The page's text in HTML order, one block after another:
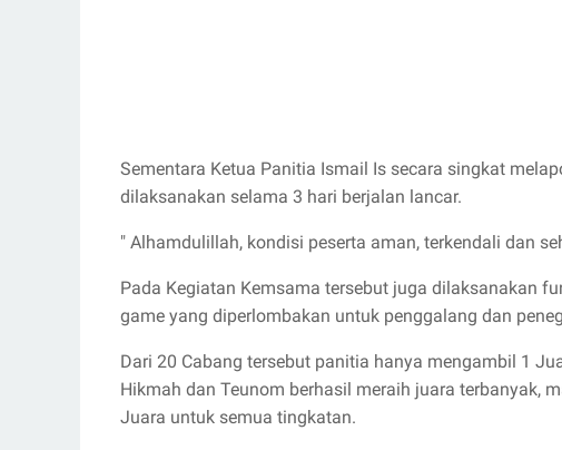
Sementara Ketua Panitia Ismail Is secara singkat
dilaksanakan selama 3 hari berjalan lancar.
" Alhamdulillah, kondisi peserta aman, terkendali dan
Pada Kegiatan Kemsama tersebut juga dilaksanakan
game yang diperlombakan untuk penggalang dan
Dari 20 Cabang tersebut panitia hanya mengambil 1
Hikmah dan Teunom berhasil meraih juara terbanyak,
Juara untuk semua tingkatan.